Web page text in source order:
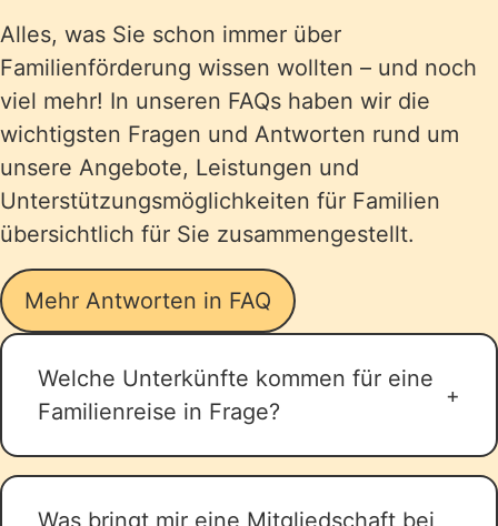
Alles, was Sie schon immer über
Familienförderung wissen wollten – und noch
viel mehr! In unseren FAQs haben wir die
wichtigsten Fragen und Antworten rund um
unsere Angebote, Leistungen und
Unterstützungsmöglichkeiten für Familien
übersichtlich für Sie zusammengestellt.
Mehr Antworten in FAQ
Welche Unterkünfte kommen für eine
Familienreise in Frage?
Für eine Familienreise kommen
verschiedene Unterkunftsarten in
Was bringt mir eine Mitgliedschaft bei